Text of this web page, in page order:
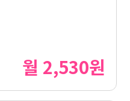
월 2,530원